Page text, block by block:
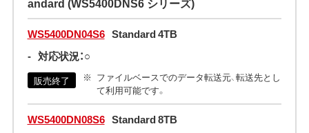
WS5400DN04S6 Standard 4TB
- 対応状況：○
販売終了
ファイルベースでのデータ転送元、転送先とし
て利用可能です。
WS5400DN08S6 Standard 8TB